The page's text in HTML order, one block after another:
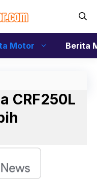
Motor Berita
CRF250L